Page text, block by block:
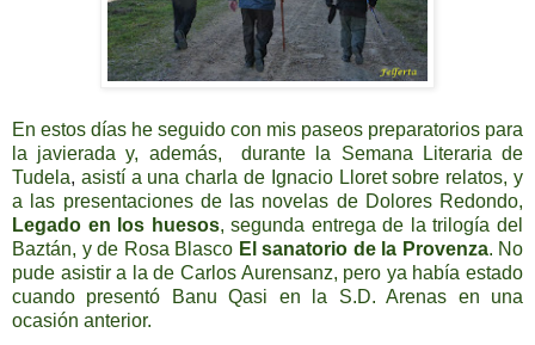
En estos días he seguido con mis paseos preparatorios para
la javierada y, además, durante la Semana Literaria de
Tudela, asistí a una charla de Ignacio Lloretsobre relatos, y
a las presentaciones de las novelas de Dolores Redondo,
Legado en los huesos, segunda entrega de la trilogía del
Baztán, y de Rosa Blasco El sanatorio de la Provenza. No
pude asistir a la de Carlos Aurensanz, pero ya había estado
cuando presentó Banu Qasi en la S.D. Arenas en una
ocasión anterior.